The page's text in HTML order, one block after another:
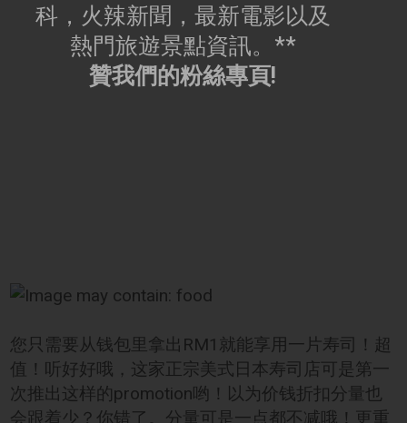
您只需要从钱包里拿出RM1就能享用一片寿司！超
值！听好好哦，这家正宗美式日本寿司店可是第一
次推出这样的promotion哟！以为价钱折扣分量也
会跟着少？你错了。分量可是一点都不减哦！更重
科，火辣新聞，最新電影以及
熱門旅遊景點資訊。**
贊我們的粉絲專頁!